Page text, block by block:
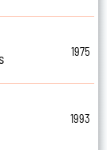
1975
1993